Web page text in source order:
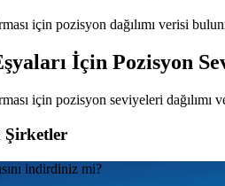
için pozisyon dağılımı verisi
İçin Pozisyon
için pozisyon seviyeleri dağılımı
Şirketler
indirdiniz mi?